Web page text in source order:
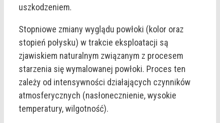
uszkodzeniem.
Stopniowe zmiany wyglądu powłoki (kolor oraz
stopień połysku) w trakcie eksploatacji są
zjawiskiem naturalnym związanym z procesem
starzenia się wymalowanej powłoki. Proces ten
zależy od intensywności działających czynników
atmosferycznych (nasłonecznienie, wysokie
temperatury, wilgotność).